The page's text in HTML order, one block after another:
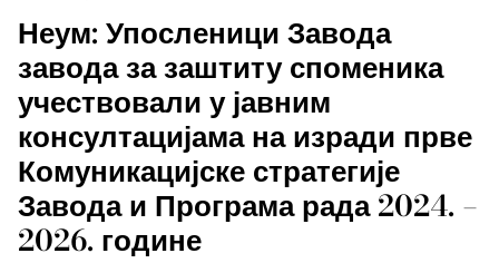
Неум: Упосленици Завода
завода за заштиту споменика
учествовали у јавним
консултацијама на изради прве
Комуникацијске стратегије
Завода и Програма рада 2024. –
2026. године